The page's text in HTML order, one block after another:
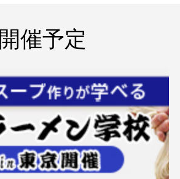
開催予定